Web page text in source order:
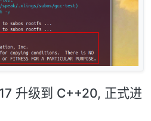
升级到 C++20, 正式进